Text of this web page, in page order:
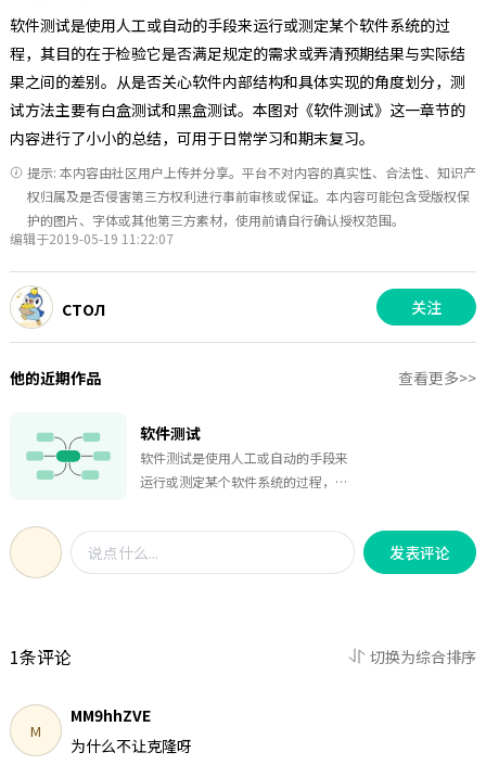
软件测试是使用人工或自动的手段来运行或测定某个软件系统的过
程，其目的在于检验它是否满足规定的需求或弄清预期结果与实际结
果之间的差别。从是否关心软件内部结构和具体实现的角度划分，测
试方法主要有白盒测试和黑盒测试。本图对《软件测试》这一章节的
内容进行了小小的总结，可用于日常学习和期末复习。
提示: 本内容由社区用户上传并分享。平台不对内容的真实性、合法性、知识产
权归属及是否侵害第三方权利进行事前审核或保证。本内容可能包含受版权保
护的图片、字体或其他第三方素材，使用前请自行确认授权范围。
编辑于2019-05-19 11:22:07
стол 关注
他的近期作品 查看更多>>
软件测试
软件测试是使用人工或自动的手段来
运行或测定某个软件系统的过程，其
或弄清预期结果与实际结果之间的差
别。从是否关心软件内部结构和具体
实现的角度划分，测试方法主要有白
发表评论
1条评论 切换为综合排序
M
MM9hhZVE
为什么不让克隆呀